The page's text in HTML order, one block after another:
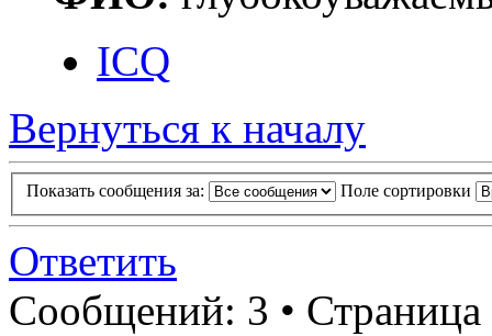
ICQ
Вернуться к началу
Показать сообщения за: Поле сортировки
Ответить
Сообщений: 3 • Страница